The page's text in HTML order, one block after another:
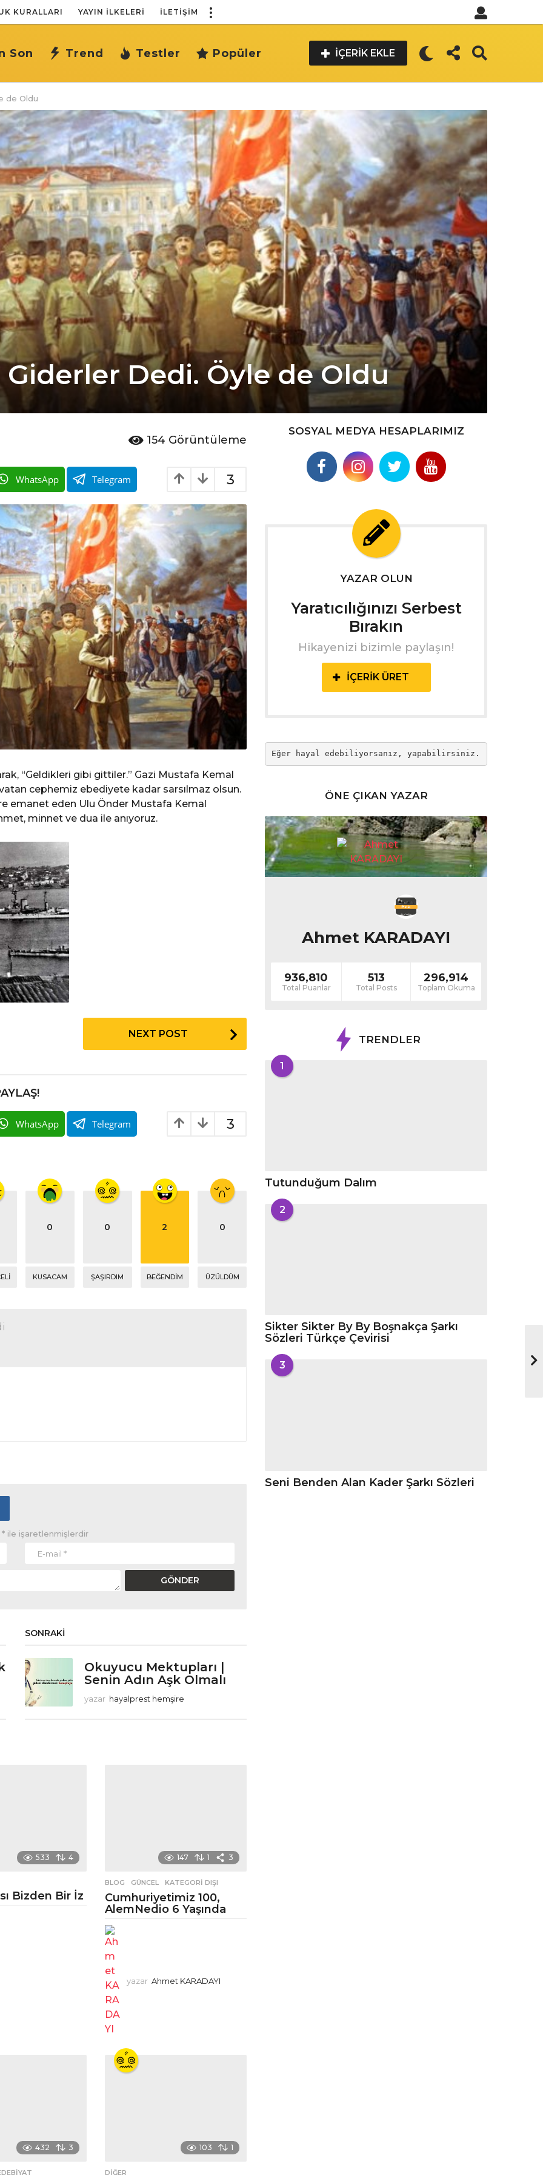
KURALLARI YAYIN İLKELERI İLETIŞIM
Son Trend Testler Popüler İÇERIK EKLE
de Oldu
Dedi. Öyle de Oldu
154 Görüntüleme
3
WhatsApp Telegram
“Geldikleri gibi gittiler.” Gazi Mustafa Kemal
cephemiz ebediyete kadar sarsılmaz olsun.
emanet eden Ulu Önder Mustafa Kemal
minnet ve dua ile anıyoruz.
NEXT POST
3
WhatsApp Telegram
0
KUSACAM
0
ŞAŞIRDIM
2
BEĞENDIM
0
ÜZÜLDÜM
* ile işaretlenmişlerdir
SONRAKI
Okuyucu Mektupları |
Senin Adın Aşk Olmalı
yazar hayalprest hemşire
533 4
Bizden Bir İz
147 1 3
BLOG ,GÜNCEL ,KATEGORI DIŞI
Cumhuriyetimiz 100,
AlemNedio 6 Yaşında
yazar Ahmet KARADAYI
432 3 103 1
DIĞER
SOSYAL MEDYA HESAPLARIMIZ
YAZAR OLUN
Yaratıcılığınızı Serbest
Bırakın
Hikayenizi bizimle paylaşın!
İÇERIK ÜRET
Eğer hayal edebiliyorsanız, yapabilirsiniz.
ÖNE ÇIKAN YAZAR
Ahmet KARADAYI
936,810
Total Puanlar
513
Total Posts
296,914
Toplam Okuma
TRENDLER
1
Tutunduğum Dalım
2
Sikter Sikter By By Boşnakça Şarkı
Sözleri Türkçe Çevirisi
3
Seni Benden Alan Kader Şarkı Sözleri